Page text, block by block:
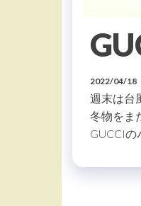
2022/04/18
週末は台
冬物をま
GUCCI